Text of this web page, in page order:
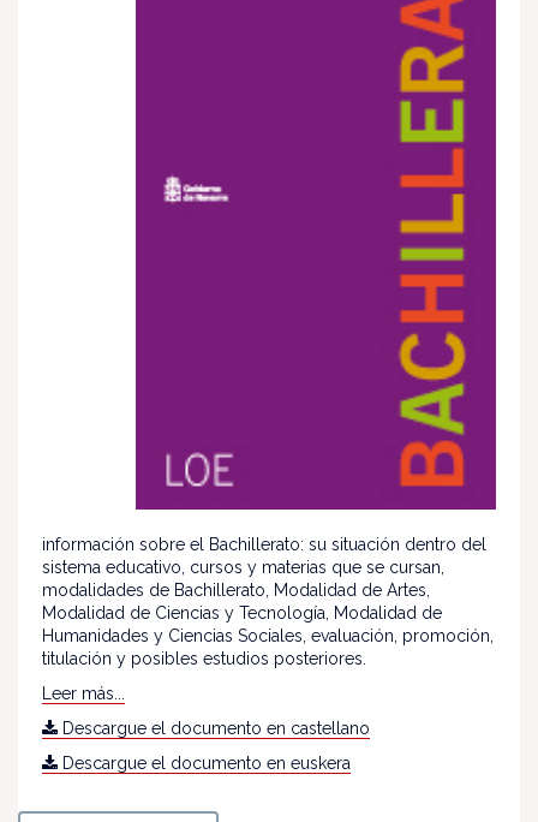
información sobre el Bachillerato: su situación dentro del
sistema educativo, cursos y materias que se cursan,
modalidades de Bachillerato, Modalidad de Artes,
Modalidad de Ciencias y Tecnología, Modalidad de
Humanidades y Ciencias Sociales, evaluación, promoción,
titulación y posibles estudios posteriores.
Leer más...
Descargue el documento en castellano
Descargue el documento en euskera